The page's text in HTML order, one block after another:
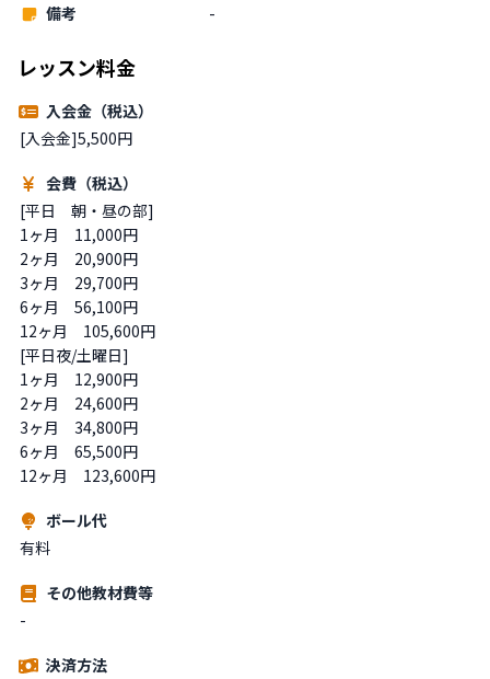
備考
-
レッスン料金
入会金（税込）
[入会金]5,500円
会費（税込）
[平日　朝・昼の部]
1ヶ月　11,000円
2ヶ月　20,900円
3ヶ月　29,700円
6ヶ月　56,100円
12ヶ月　105,600円
[平日夜/土曜日]
1ヶ月　12,900円
2ヶ月　24,600円
3ヶ月　34,800円
6ヶ月　65,500円
12ヶ月　123,600円
ボール代
有料
その他教材費等
-
決済方法